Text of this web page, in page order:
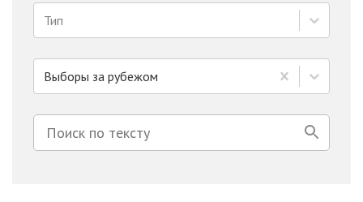
Тип
Выборы за рубежом